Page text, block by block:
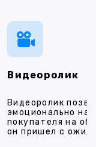
Видеоролик
Видеоролик
эмоционально
покупателя на
он пришел с